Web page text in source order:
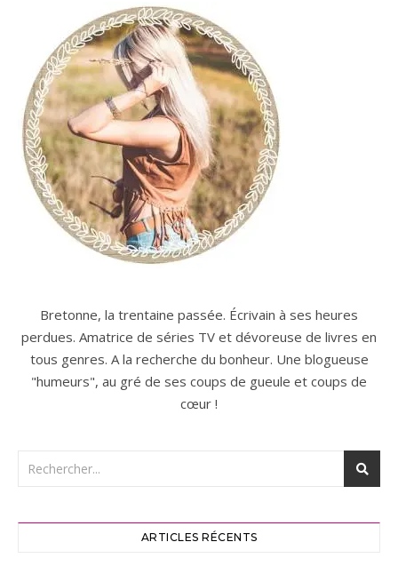
Bretonne, la trentaine passée. Écrivain à ses heures
perdues. Amatrice de séries TV et dévoreuse de livres en
tous genres. A la recherche du bonheur. Une blogueuse
"humeurs", au gré de ses coups de gueule et coups de
cœur !
ARTICLES RÉCENTS